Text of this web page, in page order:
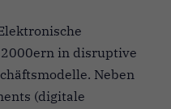
in disruptive
Neben
(digitale